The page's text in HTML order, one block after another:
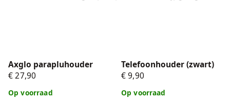
Axglo parapluhouder
€ 27,90
Op voorraad
Telefoonhouder (zwart)
€ 9,90
Op voorraad